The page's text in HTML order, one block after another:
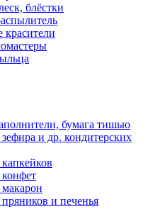
блёстки
красители
бумага тишью
и др. кондитерских
и печенья